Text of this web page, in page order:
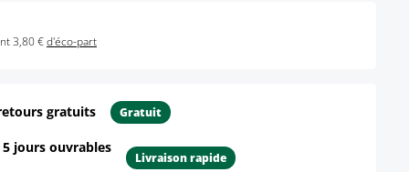
3,80 €d'éco-part
gratuits Gratuit
jours ouvrables
Livraison rapide